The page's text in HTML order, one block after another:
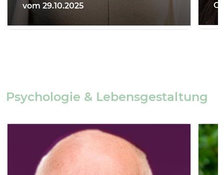
vom 29.10.2025
Psychologie & Lebensgestaltung